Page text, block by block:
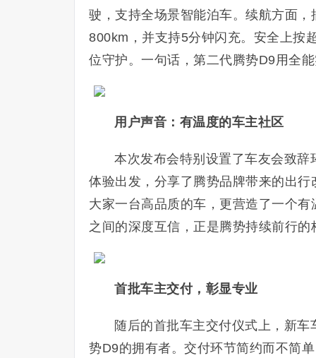
驶，支持全场景智能泊车。续航方面
800km，并支持5分钟闪充。安全上按
位守护。一句话，第二代腾势D9用全
用户声音：有温度的车主社区
本次发布会特别设置了车友会致
体验出发，分享了腾势品牌带来的出
大家一台高品质的车，更营造了一个
之间的深度互信，正是腾势持续前行的
首批车主交付，彰显专业
随后的首批车主交付仪式上，新
势D9的拥有者。交付环节简约而不简